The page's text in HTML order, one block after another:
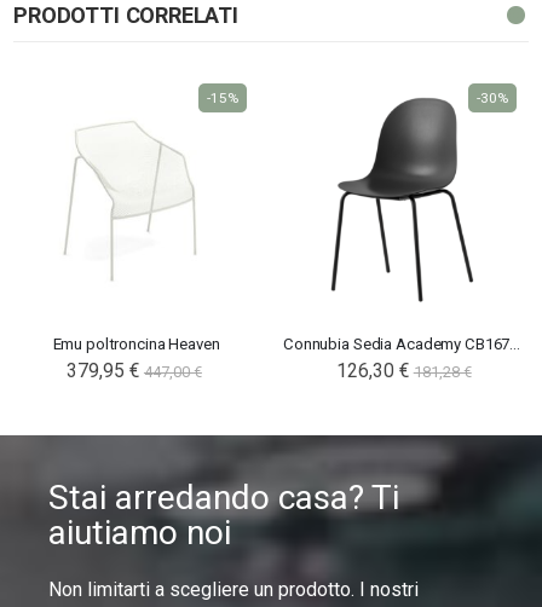
PRODOTTI CORRELATI
Emu poltroncina Heaven
379,95 € 447,00 €
-15%
126,30 € 181,28 €
-30%
Stai arredando casa? Ti
aiutiamo noi
Non limitarti a scegliere un prodotto. I nostri